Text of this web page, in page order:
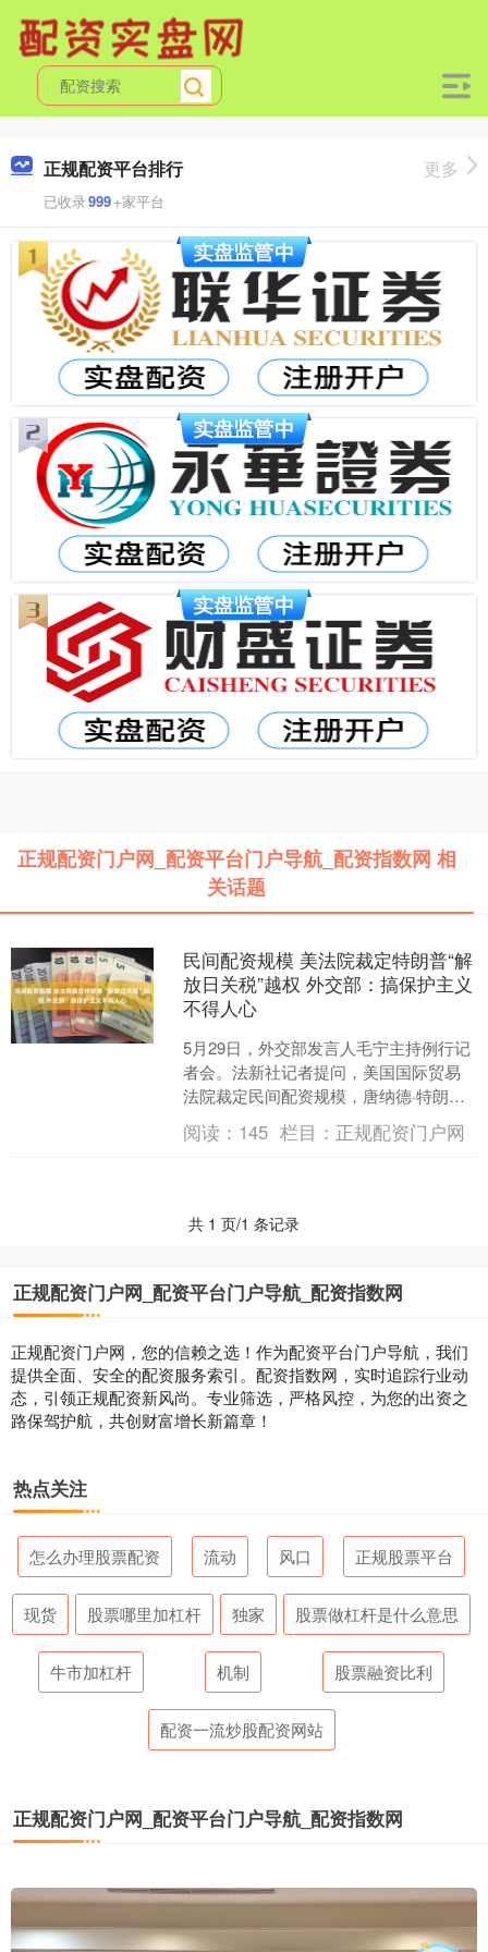
正规配资平台排行
已收录999+家平台
更多
正规配资门户网_配资平台门户导航_配资指数网 相
关话题
民间配资规模 美法院裁定特朗普“解
放日关税”越权 外交部：搞保护主义
不得人心
5月29日，外交部发言人毛宁主持例行记
者会。法新社记者提问，美国国际贸易
法院裁定民间配资规模，唐纳德·特朗普
以总统行政令形式实施的“解放日关税”及
针对中国钢铝产....
阅读： 145 栏目： 正规配资门户网
共 1 页/1 条记录
正规配资门户网_配资平台门户导航_配资指数网
正规配资门户网，您的信赖之选！作为配资平台门户导航，我们
提供全面、安全的配资服务索引。配资指数网，实时追踪行业动
态，引领正规配资新风尚。专业筛选，严格风控，为您的出资之
路保驾护航，共创财富增长新篇章！
热点关注
怎么办理股票配资 流动 风口 正规股票平台
现货 股票哪里加杠杆 独家 股票做杠杆是什么意思
牛市加杠杆 机制 股票融资比利
配资一流炒股配资网站
正规配资门户网_配资平台门户导航_配资指数网